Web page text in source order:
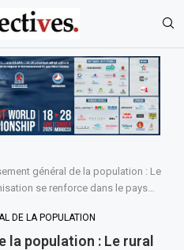
général de la population : Le
se renforce dans le pays…
DE LA POPULATION
la population : Le rural